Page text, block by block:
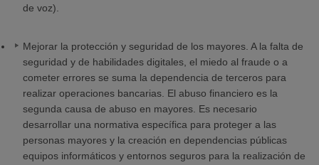
de voz).
Mejorar la protección y seguridad de los mayores. A la falta de
seguridad y de habilidades digitales, el miedo al fraude o a
cometer errores se suma la dependencia de terceros para
realizar operaciones bancarias. El abuso financiero es la
segunda causa de abuso en mayores. Es necesario
desarrollar una normativa específica para proteger a las
personas mayores y la creación en dependencias públicas
equipos informáticos y entornos seguros para la realización de